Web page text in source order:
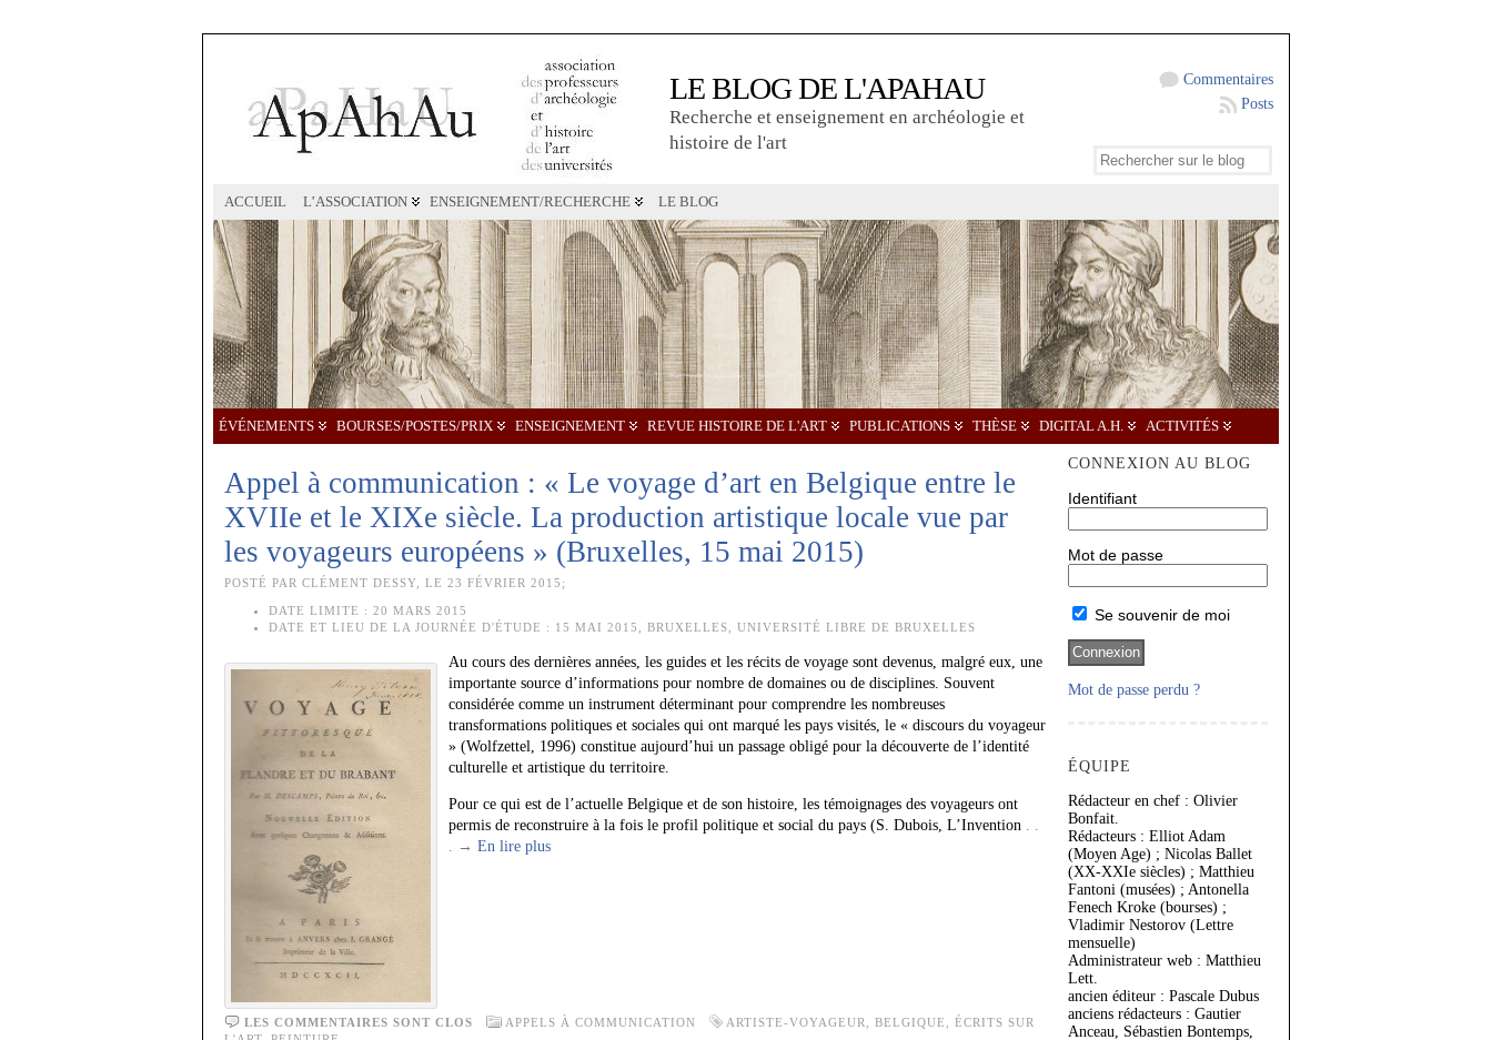
LE BLOG DE L'APAHAU
Recherche et enseignement en archéologie et
histoire de l'art
Commentaires
Posts
ACCUEIL L’ASSOCIATION ENSEIGNEMENT/RECHERCHE LE BLOG
ÉVÉNEMENTS BOURSES/POSTES/PRIX ENSEIGNEMENT REVUE HISTOIRE DE L'ART PUBLICATIONS THÈSE DIGITAL A.H. ACTIVITÉS
Appel à communication : « Le voyage d’art en Belgique entre le
XVIIe et le XIXe siècle. La production artistique locale vue par
les voyageurs européens » (Bruxelles, 15 mai 2015)
POSTÉ PAR CLÉMENT DESSY, LE 23 FÉVRIER 2015;
DATE LIMITE : 20 MARS 2015
DATE ET LIEU DE LA JOURNÉE D'ÉTUDE : 15 MAI 2015, BRUXELLES, UNIVERSITÉ LIBRE DE BRUXELLES
Au cours des dernières années, les guides et les récits de voyage sont devenus, malgré eux, une
importante source d’informations pour nombre de domaines ou de disciplines. Souvent
considérée comme un instrument déterminant pour comprendre les nombreuses
transformations politiques et sociales qui ont marqué les pays visités, le « discours du voyageur
» (Wolfzettel, 1996) constitue aujourd’hui un passage obligé pour la découverte de l’identité
culturelle et artistique du territoire.
Pour ce qui est de l’actuelle Belgique et de son histoire, les témoignages des voyageurs ont
permis de reconstruire à la fois le profil politique et social du pays (S. Dubois, L’Invention . .
. → En lire plus
LES COMMENTAIRES SONT CLOS APPELS À COMMUNICATION ARTISTE-VOYAGEUR BELGIQUE
ÉCRITS SUR
CONNEXION AU BLOG
Identifiant
Mot de passe
Se souvenir de moi
Mot de passe perdu ?
ÉQUIPE
Rédacteur en chef : Olivier
Bonfait.
Rédacteurs : Elliot Adam
(Moyen Age) ; Nicolas Ballet
(XX-XXIe siècles) ; Matthieu
Fantoni (musées) ; Antonella
Fenech Kroke (bourses) ;
Vladimir Nestorov (Lettre
mensuelle)
Administrateur web : Matthieu
Lett.
ancien éditeur : Pascale Dubus
anciens rédacteurs : Gautier
Anceau, Sébastien Bontemps,